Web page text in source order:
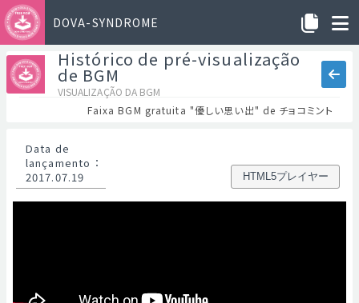
DOVA-SYNDROME
Histórico de pré-visualização
de BGM
VISUALIZAÇÃO DA BGM
Faixa BGM gratuita "優しい思い出" de チョコミント
Data de
lançamento ：
2017.07.19
HTML5プレイヤー